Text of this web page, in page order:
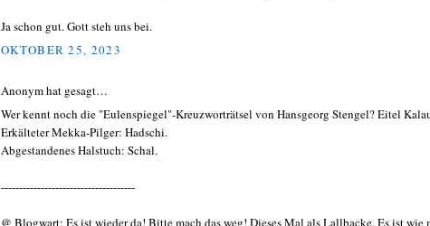
Ja schon gut. Gott steh uns bei.
OKTOBER 25, 2023
Anonym hat gesagt…
Wer kennt noch die "Eulenspiegel"-Kreuzworträtsel von Hansgeorg Stengel? Eitel
Erkälteter Mekka-Pilger: Hadschi.
Abgestandenes Halstuch: Schal.
-------------------------------------